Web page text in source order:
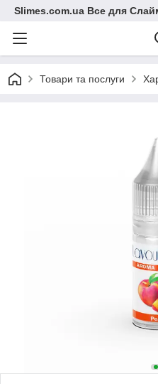
Slimes.com.ua Все для
Товари та послуги